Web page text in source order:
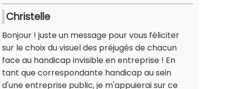
Christelle
Bonjour ! juste un message pour vous féliciter
sur le choix du visuel des préjugés de chacun
face au handicap invisible en entreprise ! En
tant que correspondante handicap au sein
d'une entreprise public, je m'appuierai sur ce